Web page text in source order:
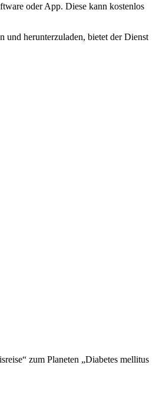
oder App. Diese kann kostenlos
herunterzuladen, bietet der Dienst
zum Planeten „Diabetes mellitus